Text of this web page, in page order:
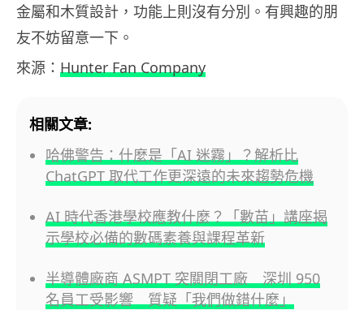
金屬和木質設計，功能上則沒有分別。有興趣的朋
友不妨留意一下。
來源： Hunter Fan Company
相關文章:
哈佛警告：什麼是「AI 迷霧」？解析比
ChatGPT 取代工作更深遠的未來趨勢危機
AI 時代香港學校應教什麼？「數苗」講座揭
示學校必備的數碼素養與課程革新
半導體廠商 ASMPT 突關閉工廠 深圳 950
名員工受影響 質疑「我們做錯什麼」